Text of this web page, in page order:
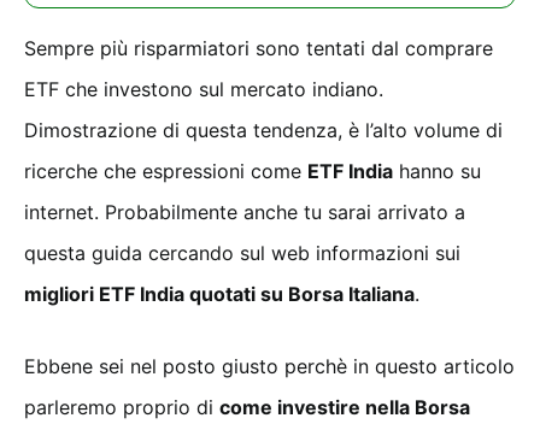
Sempre più risparmiatori sono tentati dal comprare
ETF che investono sul mercato indiano.
Dimostrazione di questa tendenza, è l’alto volume di
ricerche che espressioni come ETF India hanno su
internet. Probabilmente anche tu sarai arrivato a
questa guida cercando sul web informazioni sui
migliori ETF India quotati su Borsa Italiana.
Ebbene sei nel posto giusto perchè in questo articolo
parleremo proprio di come investire nella Borsa